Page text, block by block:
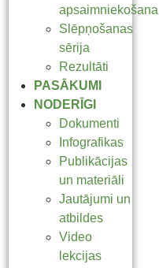
apsaimniekošana
Slēpņošanas
sērija
Rezultāti
PASĀKUMI
NODERĪGI
Dokumenti
Infografikas
Publikācijas
un materiāli
Jautājumi un
atbildes
Video
lekcijas